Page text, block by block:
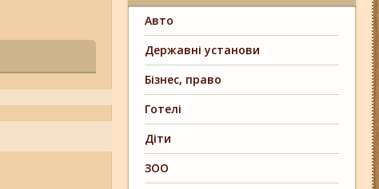
Авто
Державні установи
Бізнес, право
Готелі
Діти
ЗОО